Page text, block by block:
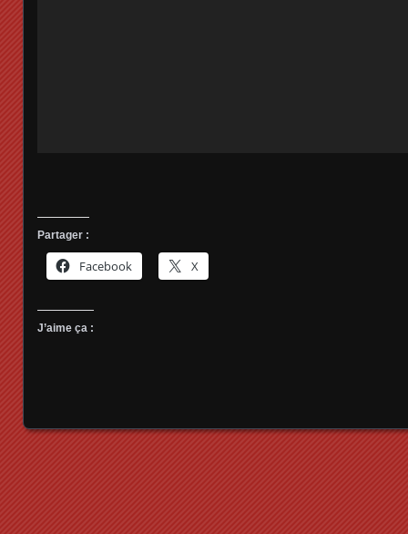
Partager :
Facebook X
J’aime ça :